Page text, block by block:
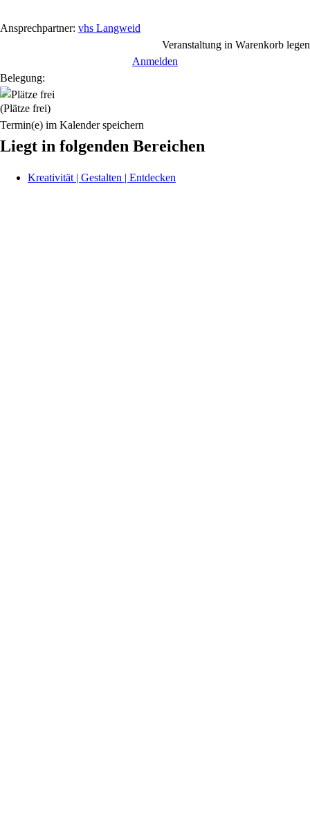
Ansprechpartner: vhs Langweid
Veranstaltung in Warenkorb legen
Anmelden
Belegung:
(Plätze frei)
Termin(e) im Kalender speichern
Liegt in folgenden Bereichen
Kreativität | Gestalten | Entdecken